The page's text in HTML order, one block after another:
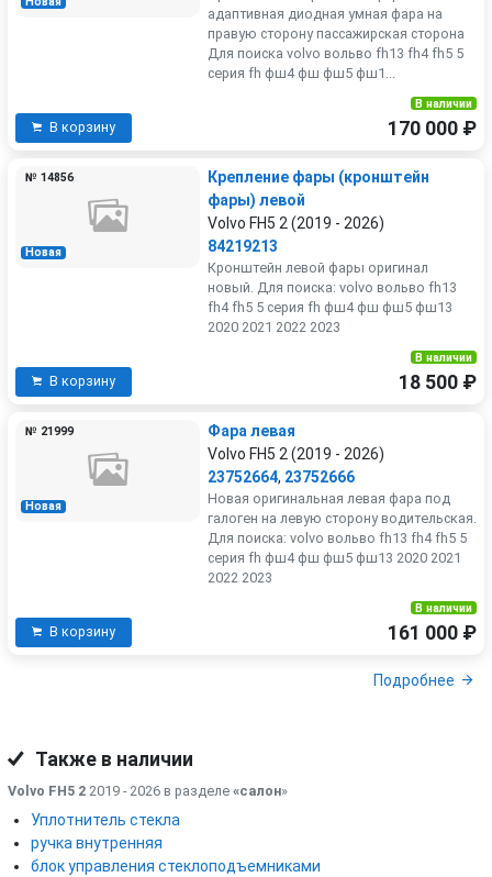
адаптивная диодная умная фара на
правую сторону пассажирская сторона
Для поиска volvo вольво fh13 fh4 fh5 5
серия fh фш4 фш фш5 фш1...
В корзину
В наличии
170 000 ₽
Новая
№ 14856
Крепление фары (кронштейн
фары) левой
Volvo FH5 2 (2019 - 2026)
84219213
Кронштейн левой фары оригинал
новый. Для поиска: volvo вольво fh13
fh4 fh5 5 серия fh фш4 фш фш5 фш13
2020 2021 2022 2023
В корзину
В наличии
18 500 ₽
Новая
№ 21999
Фара левая
Volvo FH5 2 (2019 - 2026)
23752664, 23752666
Новая оригинальная левая фара под
галоген на левую сторону водительская.
Для поиска: volvo вольво fh13 fh4 fh5 5
серия fh фш4 фш фш5 фш13 2020 2021
2022 2023
В корзину
В наличии
161 000 ₽
Подробнее
Также в наличии
Volvo FH5 2 2019 - 2026 в разделе «салон»
Уплотнитель стекла
ручка внутренняя
блок управления стеклоподъемниками